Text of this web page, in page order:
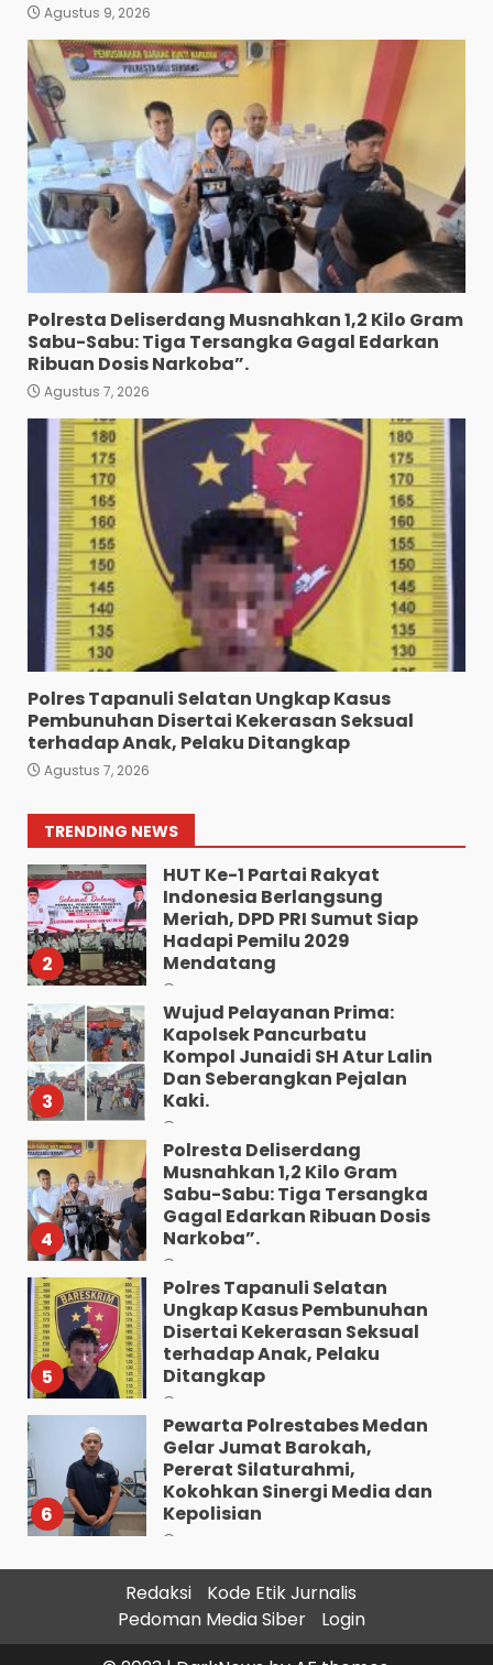
Agustus 9, 2026
Polresta Deliserdang Musnahkan 1,2 Kilo Gram
Sabu-Sabu: Tiga Tersangka Gagal Edarkan
Ribuan Dosis Narkoba”.
Agustus 7, 2026
Polres Tapanuli Selatan Ungkap Kasus
Pembunuhan Disertai Kekerasan Seksual
terhadap Anak, Pelaku Ditangkap
Agustus 7, 2026
TRENDING NEWS
3
Wujud Pelayanan Prima:
Kapolsek Pancurbatu
Kompol Junaidi SH Atur Lalin
Dan Seberangkan Pejalan
Kaki.
Agustus 8, 2026
Polresta Deliserdang
Musnahkan 1,2 Kilo Gram
Sabu-Sabu: Tiga Tersangka
Gagal Edarkan Ribuan Dosis
Narkoba”.
5
Polres Tapanuli Selatan
Ungkap Kasus Pembunuhan
Disertai Kekerasan Seksual
Ditangkap
Agustus 7, 2026
Pewarta Polrestabes Medan
Gelar Jumat Barokah,
Pererat Silaturahmi,
Kokohkan Sinergi Media dan
Kepolisian
Agustus 7, 2026
7
Bhabinkamtibmas Bersama
Babinsa Ringkus Bandar
Narkoba di Paya Bakung.
1
“Kem Alias Peng Diduga
Bandar Besar Narkoba
Tuntungan”.
Agustus 9, 2026
2
HUT Ke-1 Partai Rakyat
Indonesia Berlangsung
Meriah, DPD PRI Sumut Siap
Hadapi Pemilu 2029
Mendatang
3
Wujud Pelayanan Prima:
Kapolsek Pancurbatu
Kompol Junaidi SH Atur Lalin
Dan Seberangkan Pejalan
Kaki.
4
Polresta Deliserdang
Musnahkan 1,2 Kilo Gram
Sabu-Sabu: Tiga Tersangka
Gagal Edarkan Ribuan Dosis
Narkoba”.
5
Polres Tapanuli Selatan
Ungkap Kasus Pembunuhan
Disertai Kekerasan Seksual
terhadap Anak, Pelaku
Ditangkap
6
Pewarta Polrestabes Medan
Gelar Jumat Barokah,
Pererat Silaturahmi,
Kokohkan Sinergi Media dan
Kepolisian
7
Bhabinkamtibmas Bersama
Babinsa Ringkus Bandar
Narkoba di Paya Bakung.
Agustus 7, 2026
Redaksi
Kode Etik Jurnalis
Pedoman Media Siber
Login